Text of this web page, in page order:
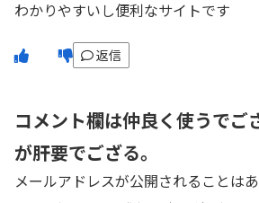
わかりやすいし便利なサイトです
返信
コメント欄は仲良く使うでご
が肝要でござる。
メールアドレスが公開されることはあ